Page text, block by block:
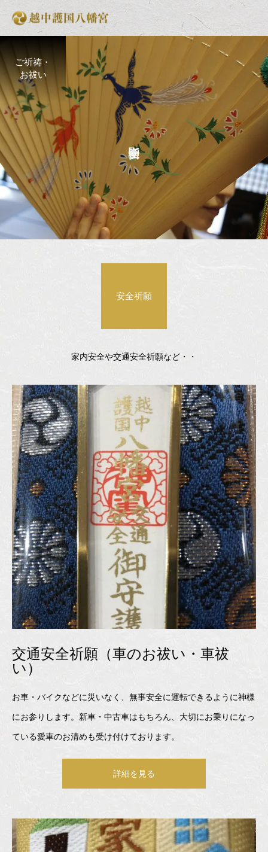
ご祈祷・
お祓い
安全祈願
家内安全や交通安全祈願など・・
交通安全祈願（車のお祓い・車祓
い）
お車・バイクなどに災いなく、無事安全に運転できるように神様
にお参りします。新車・中古車はもちろん、大切にお乗りになっ
ている愛車のお清めも受け付けております。
詳細を見る